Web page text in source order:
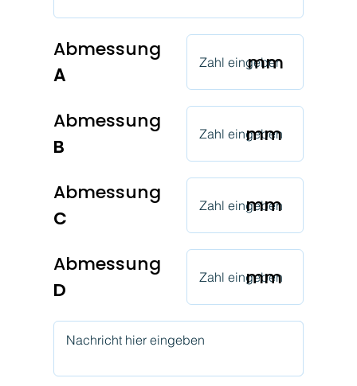
Abmessung
A
mm
Abmessung
B
mm
Abmessung
C
mm
Abmessung
D
mm
Abmessung